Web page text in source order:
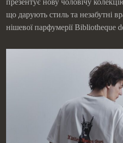
презентує нову чоловічу
що дарують стиль та незабутні
нішевої парфумерії Bibliotheque